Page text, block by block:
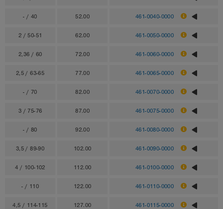
- / 40 52.00 461-0040-0000
2 / 50-51 62.00 461-0050-0000
2,36 / 60 72.00 461-0060-0000
2,5 / 63-65 77.00 461-0065-0000
- / 70 82.00 461-0070-0000
3 / 75-76 87.00 461-0075-0000
- / 80 92.00 461-0080-0000
3,5 / 89-90 102.00 461-0090-0000
4 / 100-102 112.00 461-0100-0000
- / 110 122.00 461-0110-0000
4,5 / 114-115 127.00 461-0115-0000